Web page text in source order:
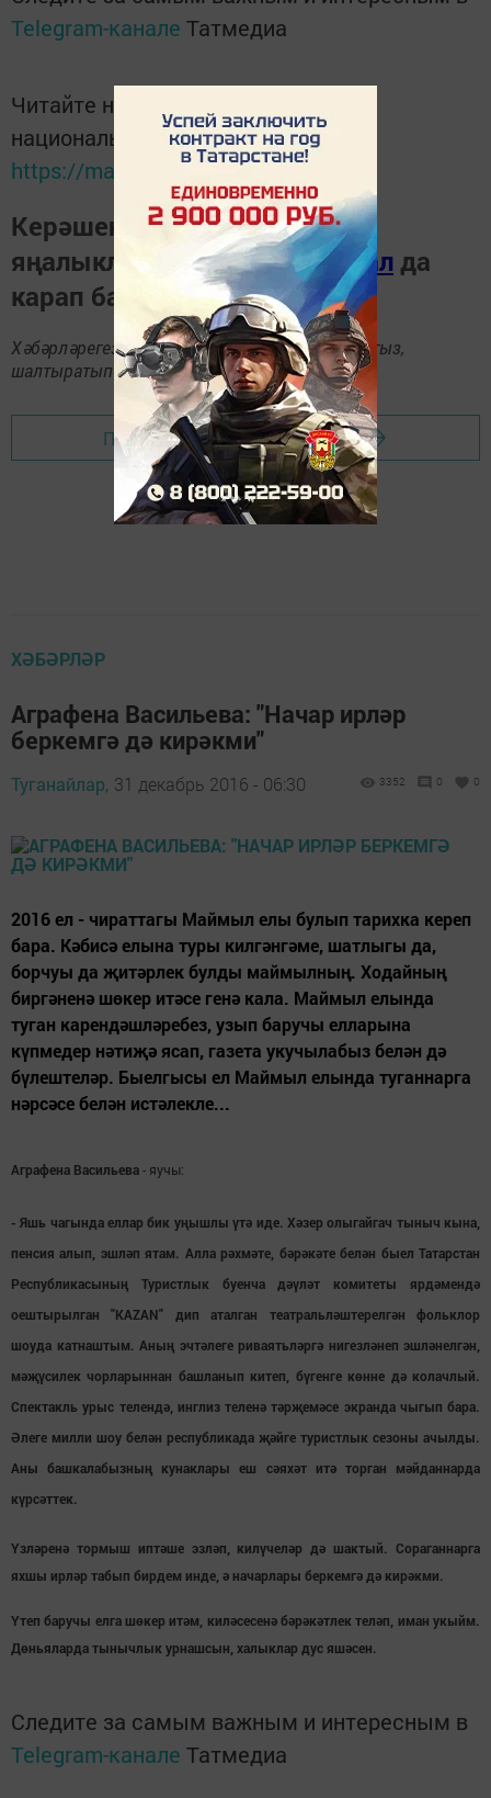
Telegram-канале Татмедиа
Читайте новости Татарстана в
национальном мессенджере MАХ:
https://max.ru/tatmedia
Керәшен дөньясындагы
яңалыкларныТелеграм-канал да
карап барыгыз.
Хәбәрләрегезне89172509795номерына языгыз,
шалтыратып әйтегез.
Перейти на страницу новости
ХӘБӘРЛӘР
Аграфена Васильева: "Начар ирләр
беркемгә дә кирәкми"
Туганайлар, 31 декабрь 2016 - 06:30 3352 0 0
2016 ел - чираттагы Маймыл елы булып тарихка кереп
бара. Кәбисә елына туры килгәнгәме, шатлыгы да,
борчуы да җитәрлек булды маймылның. Ходайның
биргәненә шөкер итәсе генә кала. Маймыл елында
туган карендәшләребез, узып баручы елларына
күпмедер нәтиҗә ясап, газета укучылабыз белән дә
бүлештеләр. Быелгысы ел Маймыл елында туганнарга
нәрсәсе белән истәлекле...
Аграфена Васильева- яучы:
- Яшь чагында еллар бик уңышлы үтә иде. Хәзер олыгайгач тыныч кына,
пенсия алып, эшләп ятам. Алла рәхмәте, бәрәкәте белән быел Татарстан
Республикасының Туристлык буенча дәүләт комитеты ярдәмендә
оештырылган "KAZAN" дип аталган театральләштерелгән фольклор
шоуда катнаштым. Аның эчтәлеге риваятьләргә нигезләнеп эшләнелгән,
мәҗүсилек чорларыннан башланып китеп, бүгенге көнне дә колачлый.
Спектакль урыс телендә, инглиз теленә тәрҗемәсе экранда чыгып бара.
Әлеге милли шоу белән республикада җәйге туристлык сезоны ачылды.
Аны башкалабызның кунаклары еш сәяхәт итә торган мәйданнарда
күрсәттек.
Үзләренә тормыш иптәше эзләп, килүчеләр дә шактый. Сораганнарга
яхшы ирләр табып бирдем инде, ә начарлары беркемгә дә кирәкми.
Үтеп баручы елга шөкер итәм, киләсесенә бәрәкәтлек теләп, иман укыйм.
Дөньяларда тынычлык урнашсын, халыклар дус яшәсен.
Следите за самым важным и интересным в
Telegram-канале Татмедиа